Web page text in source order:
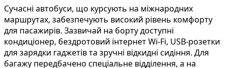
Сучасні автобуси, що курсують на міжнародних
маршрутах, забезпечують високий рівень комфорту
для пасажирів. Зазвичай на борту доступні
кондиціонер, бездротовий інтернет Wi-Fi, USB-розетки
для зарядки гаджетів та зручні відкидні сидіння. Для
багажу передбачено спеціальне відділення, а на